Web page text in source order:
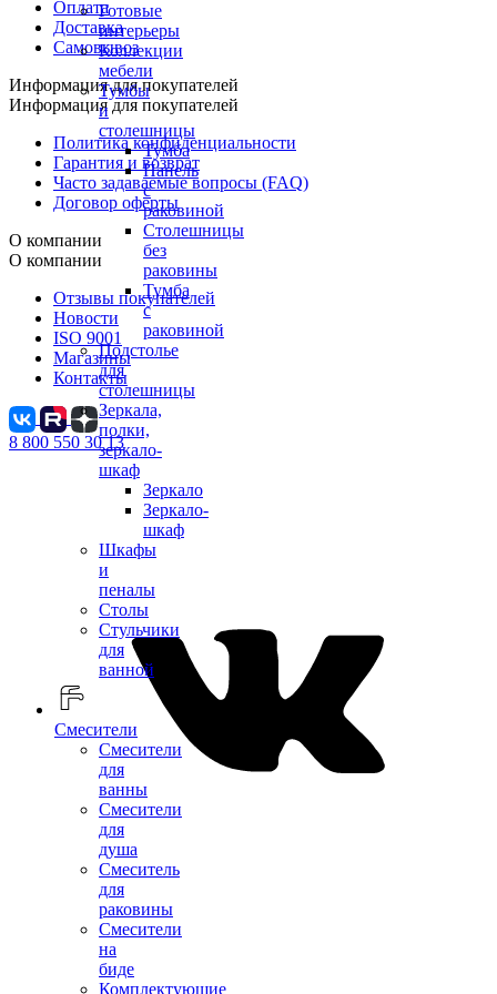
Готовые
интерьеры
Коллекции
мебели
Тумбы
и
столешницы
Тумба
Панель
с
раковиной
Столешницы
без
раковины
Тумба
с
раковиной
Подстолье
для
столешницы
Зеркала,
полки,
зеркало-
шкаф
Зеркало
Зеркало-
шкаф
Шкафы
и
пеналы
Столы
Стульчики
для
ванной
Смесители
Смесители
для
ванны
Смесители
для
душа
Смеситель
для
раковины
Смесители
на
биде
Комплектующие
Оплата
Доставка
Самовывоз
Информация для покупателей
Информация для покупателей
Политика конфиденциальности
Гарантия и возврат
Часто задаваемые вопросы (FAQ)
Договор оферты
О компании
О компании
Отзывы покупателей
Новости
ISO 9001
Магазины
Контакты
8 800 550 30 13